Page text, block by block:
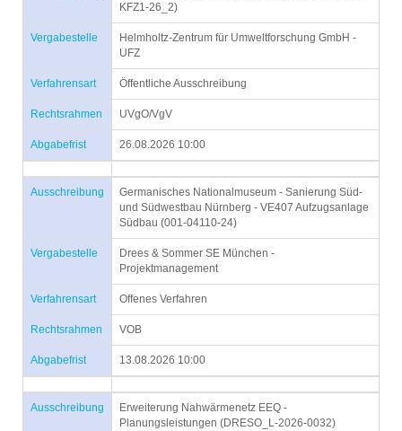
KFZ1-26_2)
Vergabestelle
Helmholtz-Zentrum für Umweltforschung GmbH -
UFZ
Verfahrensart Öffentliche Ausschreibung
Rechtsrahmen UVgO/VgV
Abgabefrist 26.08.2026 10:00
Ausschreibung
Germanisches Nationalmuseum - Sanierung Süd-
und Südwestbau Nürnberg - VE407 Aufzugsanlage
Südbau (001-04110-24)
Vergabestelle
Drees & Sommer SE München -
Projektmanagement
Verfahrensart Offenes Verfahren
Rechtsrahmen VOB
Abgabefrist 13.08.2026 10:00
Ausschreibung
Erweiterung Nahwärmenetz EEQ -
Planungsleistungen (DRESO_L-2026-0032)